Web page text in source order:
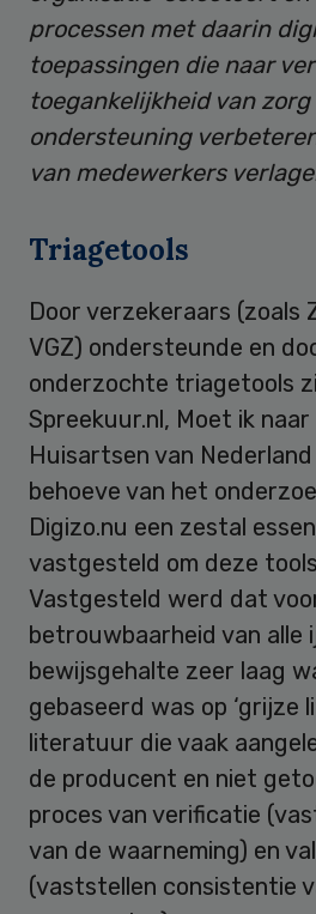
processen met daarin
toepassingen die naar
toegankelijkheid van zorg
ondersteuning
van medewerkers
Triagetools
Door verzekeraars (zoals
VGZ) ondersteunde en
onderzochte triagetools
Spreekuur.nl, Moet ik
Huisartsen van Nederland
behoeve van het
Digizo.nu een zestal
vastgesteld om deze
Vastgesteld werd dat
betrouwbaarheid van alle
bewijsgehalte zeer laag
gebaseerd was op ‘grijze
literatuur die vaak
de producent en niet
proces van verificatie
van de waarneming) en
(vaststellen consistentie